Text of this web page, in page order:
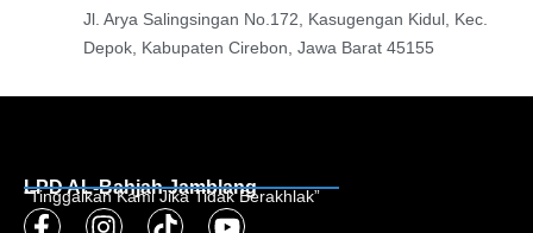
Jl. Arya Salingsingan No.172, Kasugengan Kidul, Kec.
Depok, Kabupaten Cirebon, Jawa Barat 45155
LPD AL-Bahjah Jamblang
“Tinggalkan Kami Jika Tidak Berakhlak”